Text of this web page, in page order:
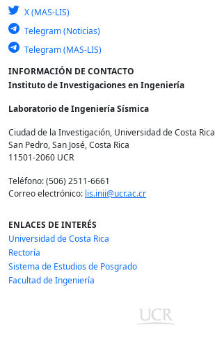
X (MAS-LIS)
Telegram (Noticias)
Telegram (MAS-LIS)
INFORMACIÓN DE CONTACTO
Instituto de Investigaciones en Ingeniería
Laboratorio de Ingeniería Sísmica
Ciudad de la Investigación, Universidad de Costa Rica
San Pedro, San José, Costa Rica
11501-2060 UCR
Teléfono: (506) 2511-6661
Correo electrónico: lis.inii@ucr.ac.cr
ENLACES DE INTERÉS
Universidad de Costa Rica
Rectoría
Sistema de Estudios de Posgrado
Facultad de Ingeniería